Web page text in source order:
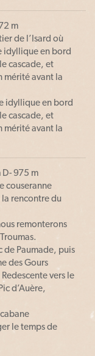
m
de l’Isard où
idyllique en bord
cascade, et
mérité avant la
idyllique en bord
cascade, et
mérité avant la
D- 975 m
couseranne
la rencontre du
remonterons
de Paumade, puis
des Gours
vers le
d’Auère,
le temps de